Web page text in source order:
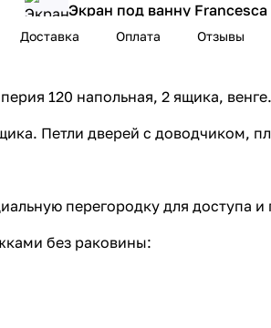
Экран под ванну
Доставка Оплата Отзывы
120 напольная, 2 ящика, венге.
Петли дверей с доводчиком,
перегородку для доступа
без раковины: